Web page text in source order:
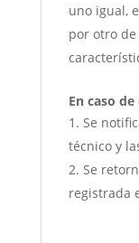
uno igual,
por otro
En caso
Se
técnico y
Se
registrada